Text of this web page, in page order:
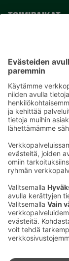
TOIMIPAIKAT
Seuraa meitä: